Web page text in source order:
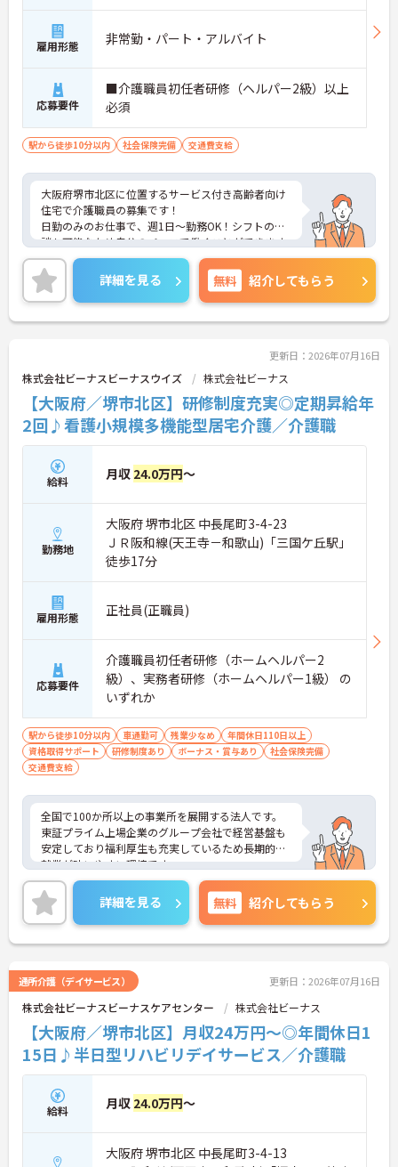
雇用形態 非常勤・パート・アルバイト
応募要件
■介護職員初任者研修（ヘルパー2級）以上
必須
駅から徒歩10分以内 社会保険完備 交通費支給
大阪府堺市北区に位置するサービス付き高齢者向け
住宅で介護職員の募集です！
日勤のみのお仕事で、週1日～勤務OK！シフトの相
談も可能なため自分のペースで働くことができます
◎資格取得支援制度もあるため働きながら取得可能
◎丁寧な研修とフォロー体制で、ご自身のスキルア
ップもできます！昇給制度があり、頑張りが評価さ
れてしっかりと還元されます。
こちらの求人にご興味がございましたら面接のポイ
詳細を見る 無料 紹介してもらう
更新日：2026年07月16日
株式会社ビーナスビーナスウイズ 株式会社ビーナス
【大阪府／堺市北区】研修制度充実◎定期昇給年
2回♪看護小規模多機能型居宅介護／介護職
給料 月収 24.0万円～
勤務地
大阪府 堺市北区 中長尾町3-4-23
ＪＲ阪和線(天王寺－和歌山)「三国ケ丘駅」
徒歩17分
雇用形態 正社員(正職員)
応募要件
介護職員初任者研修（ホームヘルパー2
級）、実務者研修（ホームヘルパー1級） の
いずれか
駅から徒歩10分以内 車通勤可 残業少なめ
年間休日110日以上
資格取得サポート
研修制度あり ボーナス・賞与あり
社会保険完備
交通費支給
全国で100か所以上の事業所を展開する法人です。
東証プライム上場企業のグループ会社で経営基盤も
安定しており福利厚生も充実しているため長期的な
就業が叶いやすい環境です。
また、キャリアパス制度が整っているので、経験が
浅い方・ブランクがある方も高い目標をもって仕事
に取り組んでいただけます◎
ご興味ある方には、面接対策ポイントなど、さらに
詳細をお話しいたしますのでお気軽にご相談くださ
詳細を見る 無料 紹介してもらう
通所介護（デイサービス） 更新日：2026年07月16日
株式会社ビーナスビーナスケアセンター 株式会社ビーナス
【大阪府／堺市北区】月収24万円～◎年間休日1
15日♪半日型リハビリデイサービス／介護職
給料 月収 24.0万円～
大阪府 堺市北区 中長尾町3-4-13